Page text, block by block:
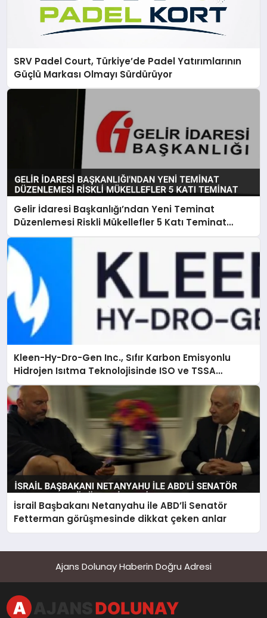
SRV Padel Court, Türkiye’de Padel Yatırımlarının
Güçlü Markası Olmayı Sürdürüyor
Gelir İdaresi Başkanlığı’ndan Yeni Teminat
Düzenlemesi Riskli Mükellefler 5 Katı Teminat
Verecek
Kleen-Hy-Dro-Gen Inc., Sıfır Karbon Emisyonlu
Hidrojen Isıtma Teknolojisinde ISO ve TSSA
Düzenleyici Onaylarını Aldı
İsrail Başbakanı Netanyahu ile ABD’li Senatör
Fetterman görüşmesinde dikkat çeken anlar
Ajans Dolunay Haberin Doğru Adresi